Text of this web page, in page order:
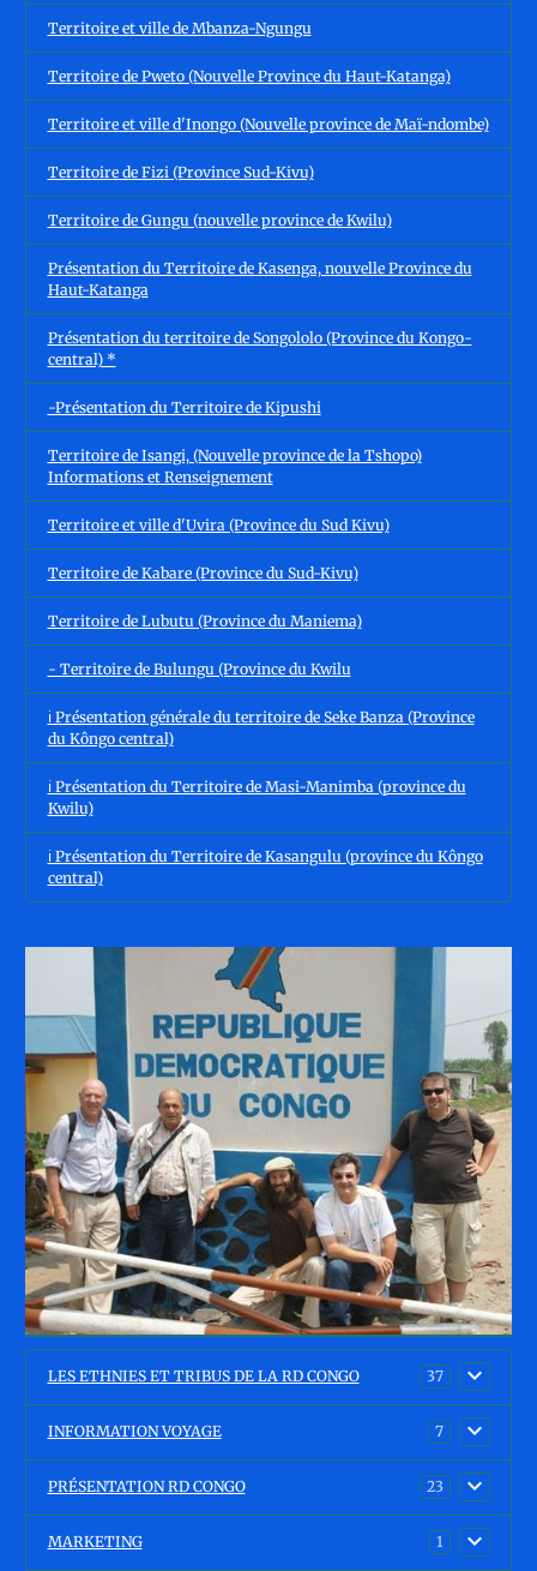
Territoire et ville de Mbanza-Ngungu
Territoire de Pweto (Nouvelle Province du Haut-Katanga)
Territoire et ville d'Inongo (Nouvelle province de Maï-ndombe)
Territoire de Fizi (Province Sud-Kivu)
Territoire de Gungu (nouvelle province de Kwilu)
Présentation du Territoire de Kasenga, nouvelle Province du
Haut-Katanga
Présentation du territoire de Songololo (Province du Kongo-
central) *
-Présentation du Territoire de Kipushi
Territoire de Isangi, (Nouvelle province de la Tshopo)
Informations et Renseignement
Territoire et ville d'Uvira (Province du Sud Kivu)
Territoire de Kabare (Province du Sud-Kivu)
Territoire de Lubutu (Province du Maniema)
- Territoire de Bulungu (Province du Kwilu
ℹ️ Présentation générale du territoire de Seke Banza (Province
du Kôngo central)
ℹ️ Présentation du Territoire de Masi-Manimba (province du
Kwilu)
ℹ️ Présentation du Territoire de Kasangulu (province du Kôngo
central)
LES ETHNIES ET TRIBUS DE LA RD CONGO 37
INFORMATION VOYAGE 7
PRÉSENTATION RD CONGO 23
MARKETING 1